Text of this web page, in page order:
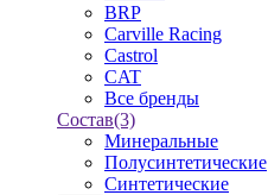
BRP
Carville Racing
Castrol
CAT
Все бренды
Состав(3)
Минеральные
Полусинтетические
Синтетические